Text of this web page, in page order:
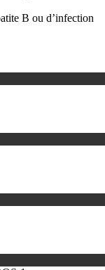
B ou d’infection